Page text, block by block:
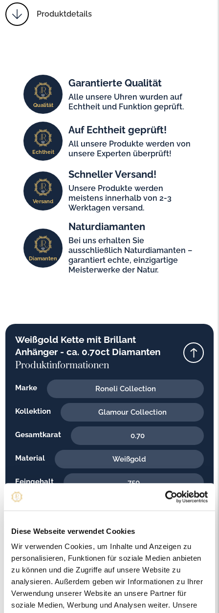
Diese Webseite verwendet Cookies
Wir verwenden Cookies, um Inhalte und Anzeigen zu
personalisieren, Funktionen für soziale Medien anbieten
zu können und die Zugriffe auf unsere Website zu
analysieren. Außerdem geben wir Informationen zu Ihrer
Verwendung unserer Website an unsere Partner für
soziale Medien, Werbung und Analysen weiter. Unsere
Produktdetails
Qualität
Garantierte Qualität
Alle unsere Uhren wurden auf
Echtheit und Funktion geprüft.
Echtheit
Auf Echtheit geprüft!
All unsere Produkte werden von
unsere Experten überprüft!
Versand
Schneller Versand!
Unsere Produkte werden
meistens innerhalb von 2-3
Werktagen versand.
Diamanten
Naturdiamanten
Bei uns erhalten Sie
ausschließlich Naturdiamanten –
garantiert echte, einzigartige
Meisterwerke der Natur.
Weißgold Kette mit Brillant
Anhänger - ca. 0.70ct Diamanten
Produktinformationen
Marke Roneli Collection
Kollektion Glamour Collection
Gesamtkarat 0.70
Material Weißgold
Feingehalt 750
Gewicht
Steinfarbe G - Feines Weiss
Steinqualität
Edelsteinfarbe
Artikelnummer